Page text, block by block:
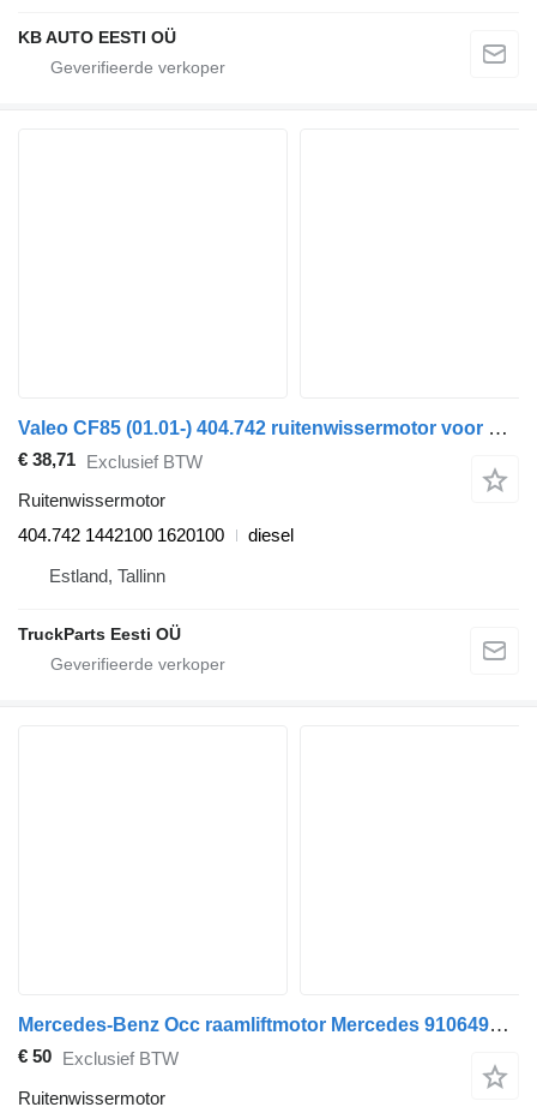
KB AUTO EESTI OÜ
Valeo CF85 (01.01-) 404.742 ruitenwissermotor voor DAF LF45, LF55, LF180, CF65, CF75, CF85 (2001-) trekker
€ 38,71 Exclusief BTW
Ruitenwissermotor
404.742 1442100 1620100
diesel
Estland, Tallinn
TruckParts Eesti OÜ
Mercedes-Benz Occ raamliftmotor Mercedes 910649101 ruitenwissermotor voor trekker
€ 50 Exclusief BTW
Ruitenwissermotor